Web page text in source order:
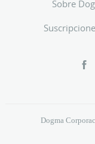
Sobre
Dogma